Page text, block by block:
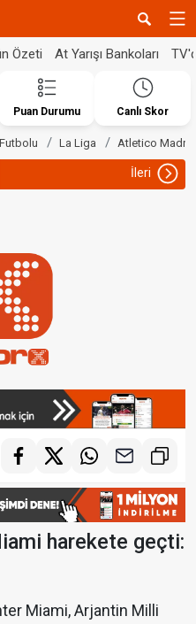
Özeti At Yarışı Bankoları
Puan Durumu Canlı Skor
La Liga Atletico Madrid
İleri
harekete geçti:
Miami, Arjantin Milli